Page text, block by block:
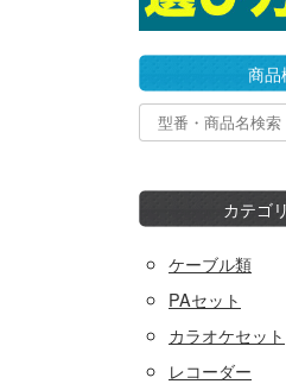
商品
カテゴ
ケーブル類
PAセット
カラオケセット
レコーダー